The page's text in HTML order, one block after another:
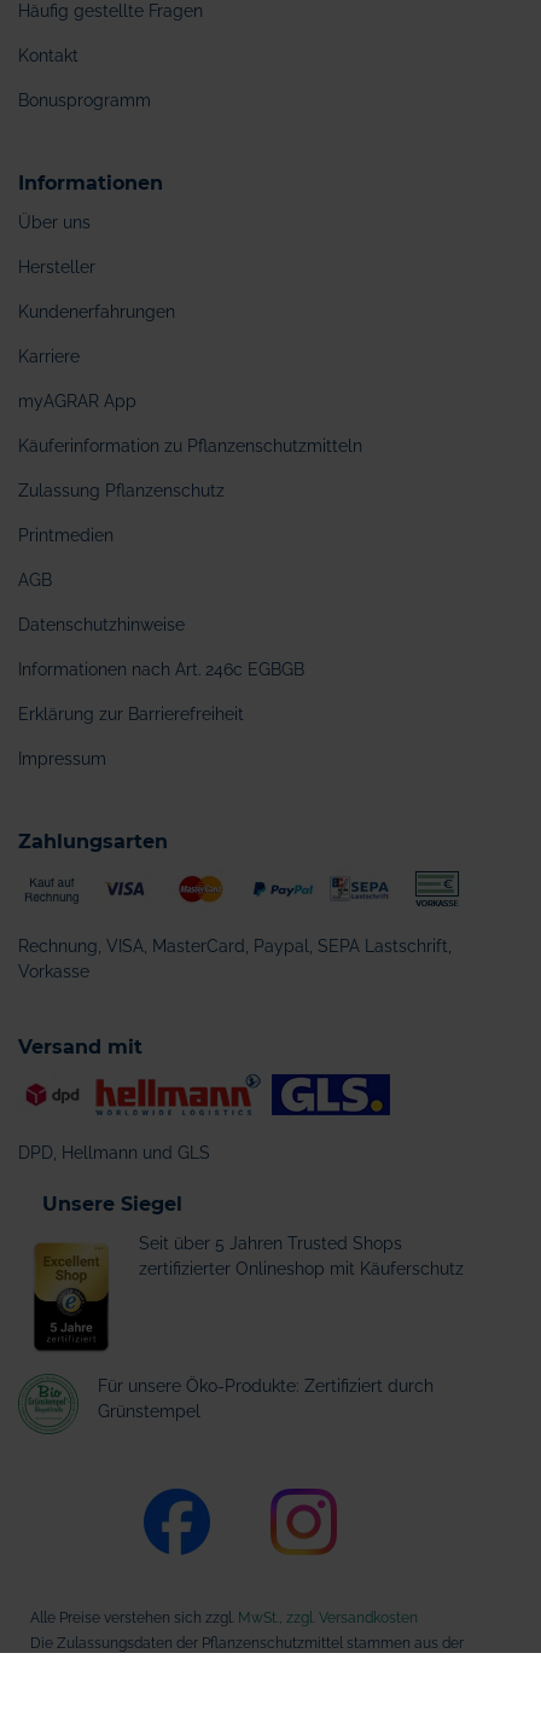
Häufig gestellte Fragen
Kontakt
Bonusprogramm
Informationen
Über uns
Hersteller
Kundenerfahrungen
Karriere
myAGRAR App
Käuferinformation zu Pflanzenschutzmitteln
Zulassung Pflanzenschutz
Printmedien
AGB
Datenschutzhinweise
Informationen nach Art. 246c EGBGB
Erklärung zur Barrierefreiheit
Impressum
Zahlungsarten
Rechnung, VISA, MasterCard, Paypal, SEPA Lastschrift,
Vorkasse
Versand mit
DPD, Hellmann und GLS
Unsere Siegel
Seit über 5 Jahren Trusted Shops
zertifizierter Onlineshop mit Käuferschutz
Für unsere Öko-Produkte: Zertifiziert durch
Grünstempel
Alle Preise verstehen sich zzgl. MwSt., zzgl. Versandkosten
Die Zulassungsdaten der Pflanzenschutzmittel stammen aus der